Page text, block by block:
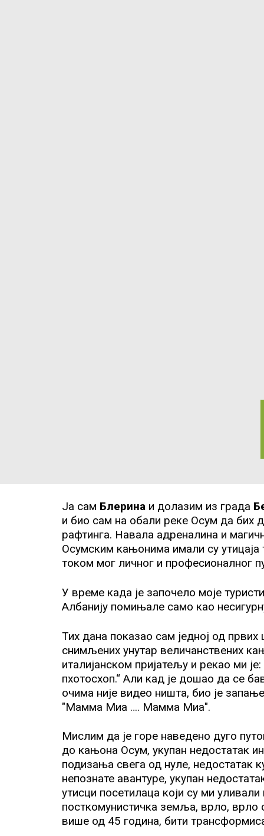
ES
NB
SV
Ја сам Блеринаи долазим из града
и био сам на обали реке Осум да бих
рафтинга. Навала адреналина и
Осумским кањонима имали су
током мог личног и професионалног
У време када је започело моје
Албанију помињале само као
Тих дана показао сам једној од
снимљених унутар величанствених
италијанском пријатељу и рекао ми
пхотосхоп.“ Али кад је дошао да се
очима није видео ништа, био је
"Мамма Миа …. Мамма Миа".
Мислим да је горе наведено дуго
до кањона Осум, укупан недостатак
подизања свега од нуле, недостатак
непознате авантуре, укупан
утисци посетилаца који су ми
посткомунистичка земља, врло,
више од 45 година, бити